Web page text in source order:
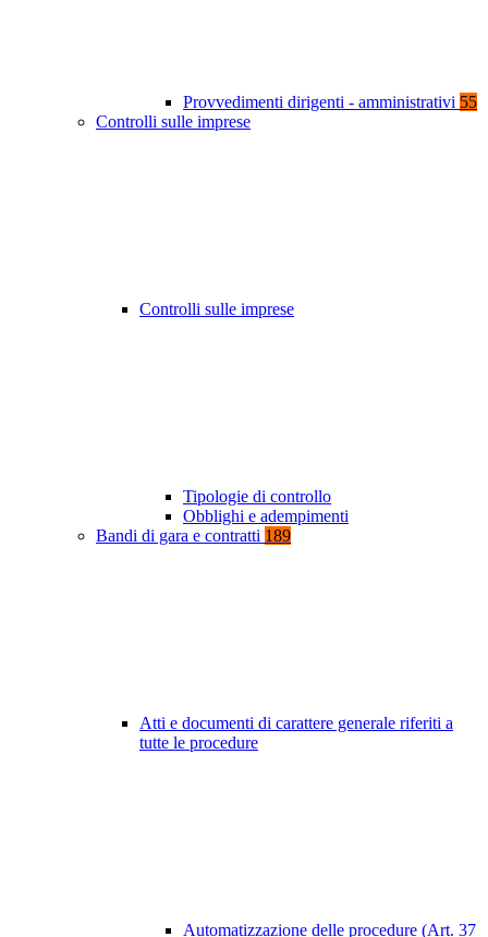
Provvedimenti dirigenti - amministrativi 55
Controlli sulle imprese
Controlli sulle imprese
Tipologie di controllo
Obblighi e adempimenti
Bandi di gara e contratti 189
Atti e documenti di carattere generale riferiti a
tutte le procedure
Automatizzazione delle procedure (Art. 37